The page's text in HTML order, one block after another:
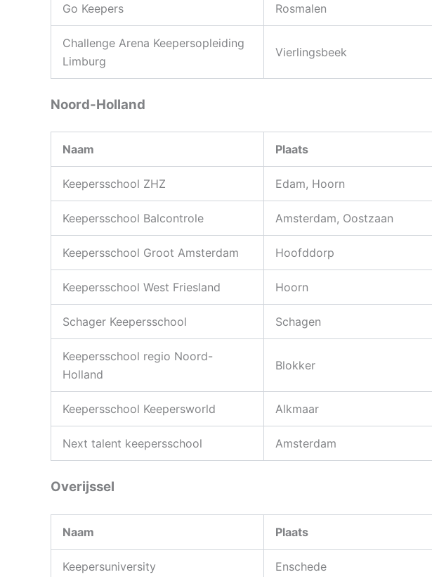
Go Keepers Rosmalen
Challenge Arena Keepersopleiding
Limburg
Vierlingsbeek
Noord-Holland
Naam Plaats
Keepersschool ZHZ Edam, Hoorn
Keepersschool Balcontrole Amsterdam, Oostzaan
Keepersschool Groot Amsterdam Hoofddorp
Keepersschool West Friesland Hoorn
Schager Keepersschool Schagen
Keepersschool regio Noord-
Holland
Blokker
Keepersschool Keepersworld Alkmaar
Next talent keepersschool Amsterdam
Overijssel
Naam Plaats
Keepersuniversity Enschede